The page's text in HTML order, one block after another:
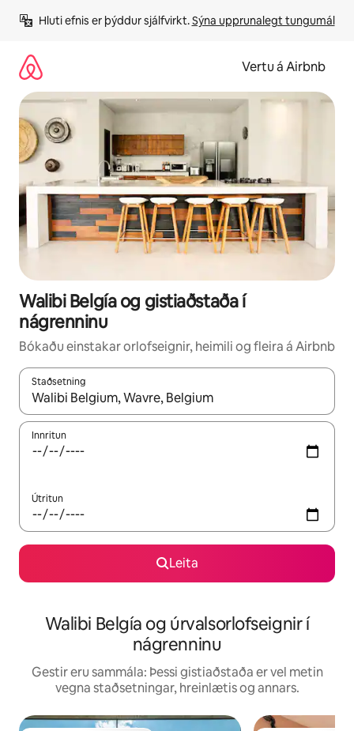
beint
Hluti efnis er þýddur sjálfvirkt. Sýna upprunalegt tungumál
Vertu á Airbnb
Walibi Belgía og gistiaðstaða í
nágrenninu
Bókaðu einstakar orlofseignir, heimili og fleira á Airbnb
Staðsetning
Þegar niðurstöður liggja fyrir skaltu nota upp og niður
Innritun
Útritun
Leita
Walibi Belgía og úrvalsorlofseignir í
nágrenninu
Gestir eru sammála: Þessi gistiaðstaða er vel metin
vegna staðsetningar, hreinlætis og annars.